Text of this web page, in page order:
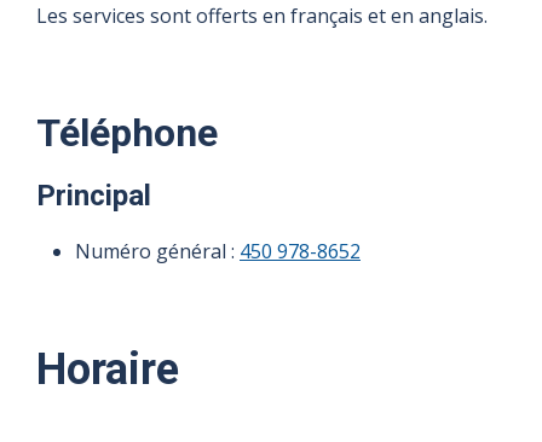
Les services sont offerts en français et en anglais.
Téléphone
Principal
Numéro général : 450 978-8652
Horaire